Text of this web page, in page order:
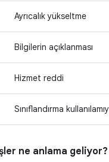
Ayrıcalık yükseltme
Bilgilerin açıklanması
Hizmet reddi
Sınıflandırma
ne anlama geliyor?